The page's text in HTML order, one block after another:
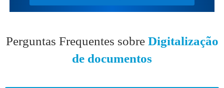
Perguntas Frequentes sobre Digitalização
de documentos